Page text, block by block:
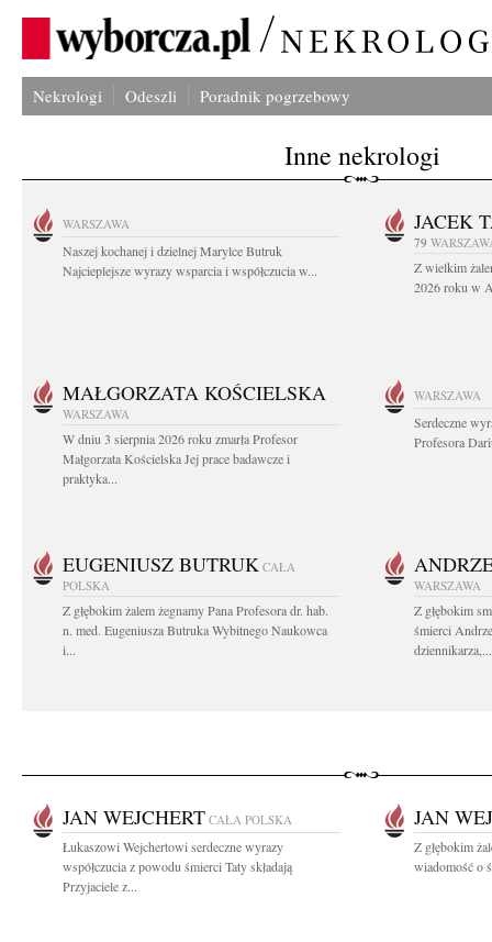
Nekrologi Odeszli Poradnik pogrzebowy
Inne nekrologi
WARSZAWA
Naszej kochanej i dzielnej Marylce Butruk
Najcieplejsze wyrazy wsparcia i współczucia w...
JACEK
79
Z wielkim
2026 roku w
MAŁGORZATA KOŚCIELSKA
WARSZAWA
W dniu 3 sierpnia 2026 roku zmarła Profesor
Małgorzata Kościelska Jej prace badawcze i
praktyka...
WARSZAWA
Serdeczne
Profesora
EUGENIUSZ BUTRUK CAŁA
POLSKA
Z głębokim żalem żegnamy Pana Profesora dr. hab.
n. med. Eugeniusza Butruka Wybitnego Naukowca
i...
WARSZAWA
Z głębokim
śmierci
dziennikarza,...
JAN WEJCHERT CAŁA POLSKA
Łukaszowi Wejchertowi serdeczne wyrazy
współczucia z powodu śmierci Taty składają
Przyjaciele z...
JAN
Z głębokim
wiadomość o